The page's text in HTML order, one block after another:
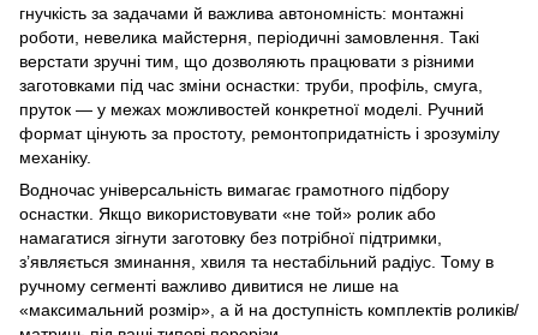
гнучкість за задачами й важлива автономність: монтажні
роботи, невелика майстерня, періодичні замовлення. Такі
верстати зручні тим, що дозволяють працювати з різними
заготовками під час зміни оснастки: труби, профіль, смуга,
пруток — у межах можливостей конкретної моделі. Ручний
формат цінують за простоту, ремонтопридатність і зрозумілу
механіку.
Водночас універсальність вимагає грамотного підбору
оснастки. Якщо використовувати «не той» ролик або
намагатися зігнути заготовку без потрібної підтримки,
з’являється зминання, хвиля та нестабільний радіус. Тому в
ручному сегменті важливо дивитися не лише на
«максимальний розмір», а й на доступність комплектів роликів/